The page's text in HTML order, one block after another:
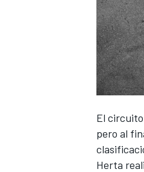
NASCAR CUP
El
pero al
Herta